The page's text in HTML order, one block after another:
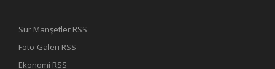
Sür Manşetler RSS
Foto-Galeri RSS
Ekonomi RSS